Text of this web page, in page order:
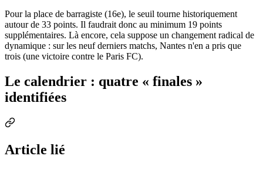
Pour la place de barragiste (16e), le seuil tourne historiquement
autour de 33 points. Il faudrait donc au minimum 19 points
supplémentaires. Là encore, cela suppose un changement radical de
dynamique : sur les neuf derniers matchs, Nantes n'en a pris que
trois (une victoire contre le Paris FC).
Le calendrier : quatre « finales »
identifiées
Article lié